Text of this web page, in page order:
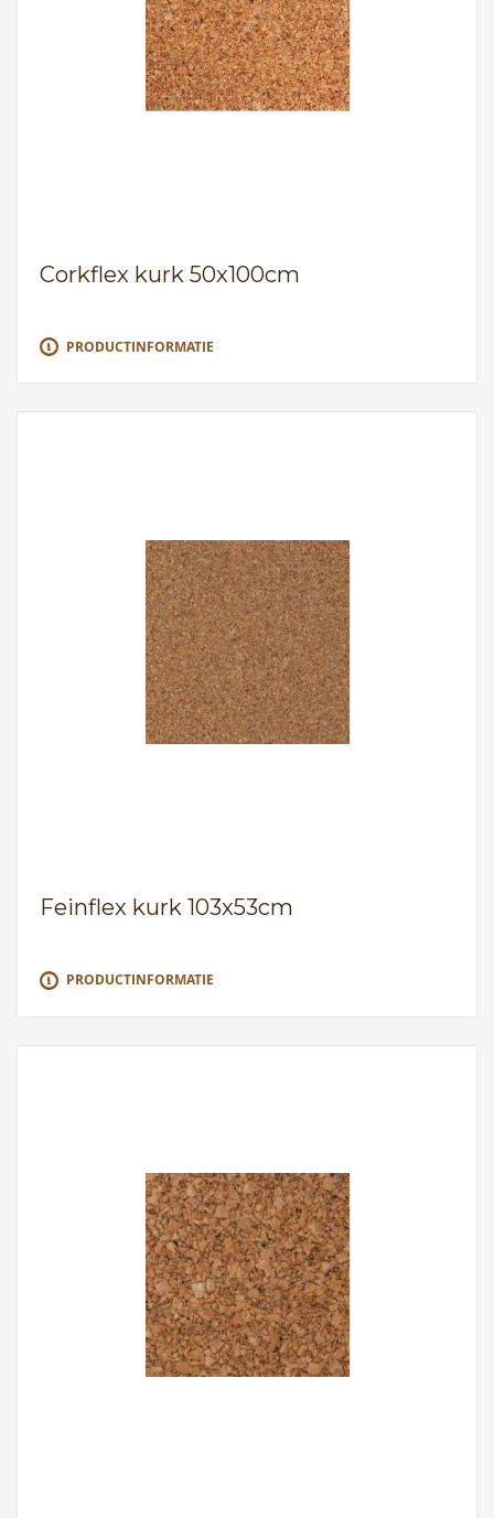
Corkflex kurk 50x100cm
PRODUCTINFORMATIE
Feinflex kurk 103x53cm
PRODUCTINFORMATIE